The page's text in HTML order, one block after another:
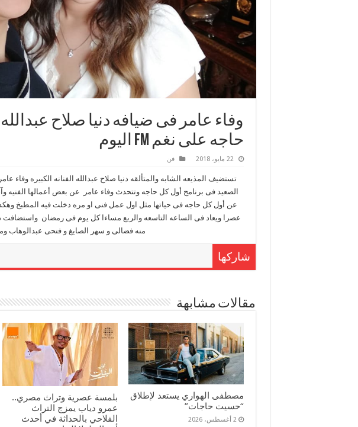
وفاء عامر فى ضيافه دنيا صلاح
حاجه على نغم FM اليوم
22 مايو، 2018 فن
تستضيف المذيعه الشابه والمتألقه دنيا صلاح عبدالله الفنانه الكبيره وفاء
الصعيد فى برنامج أول كل حاجه وتتحدث وفاء عامر عن بعض أعمالها
عن أول كل حاجه فى حياتها مثل اول عمل فنى او مره دخلت فيه المطبخ وهكذا
عصرا ويعاد فى الساعه التاسعه والربع مساءا كل يوم فى رمضان واستضافت
منه فضالى و سهر الصايغ و فتحى عبدالوهاب
شاركها
مقالات مشابهة
مصطفى الهواري يستعد لإطلاق
“حسيت حاجات”
2 أغسطس، 2026
بلمسة عصرية وتراث مصري..
عمرو دياب يمزج التراث
الفلاحي بالحداثة في أحدث